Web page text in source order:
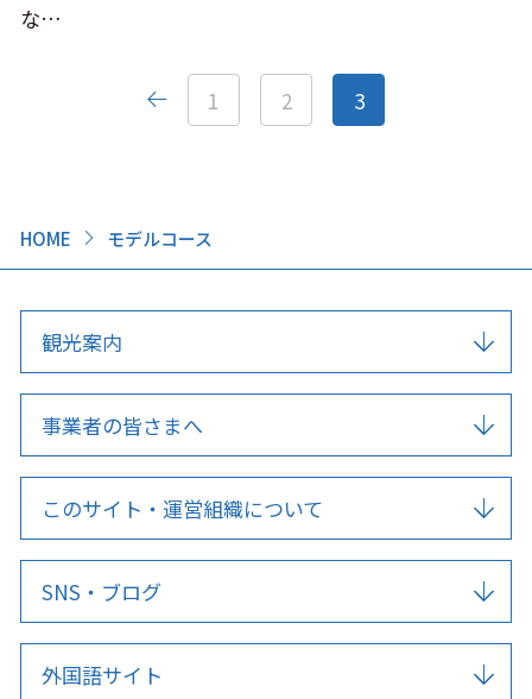
HOME モデルコース
な…
1 2 3
観光案内
事業者の皆さまへ
このサイト・運営組織について
SNS・ブログ
外国語サイト